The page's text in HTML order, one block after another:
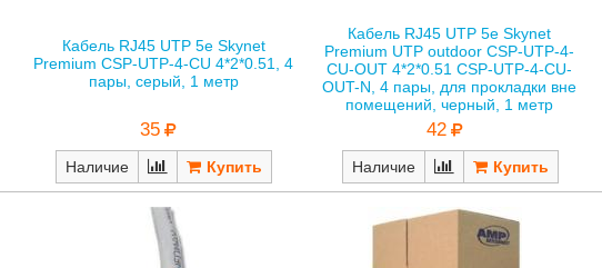
Кабель RJ45 UTP 5е Skynet
Premium CSP-UTP-4-CU 4*2*0.51, 4
пары, серый, 1 метр
35
Наличие
Кабель RJ45 UTP 5е Skynet
Premium UTP outdoor CSP-UTP-4-
CU-OUT 4*2*0.51 CSP-UTP-4-CU-
OUT-N, 4 пары, для прокладки вне
помещений, черный, 1 метр
42
Наличие